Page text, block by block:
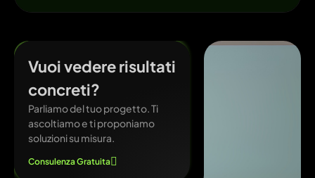
Vuoi vedere risultati
concreti?
Parliamo del tuo progetto. Ti
ascoltiamo e ti proponiamo
soluzioni su misura.
Consulenza Gratuita